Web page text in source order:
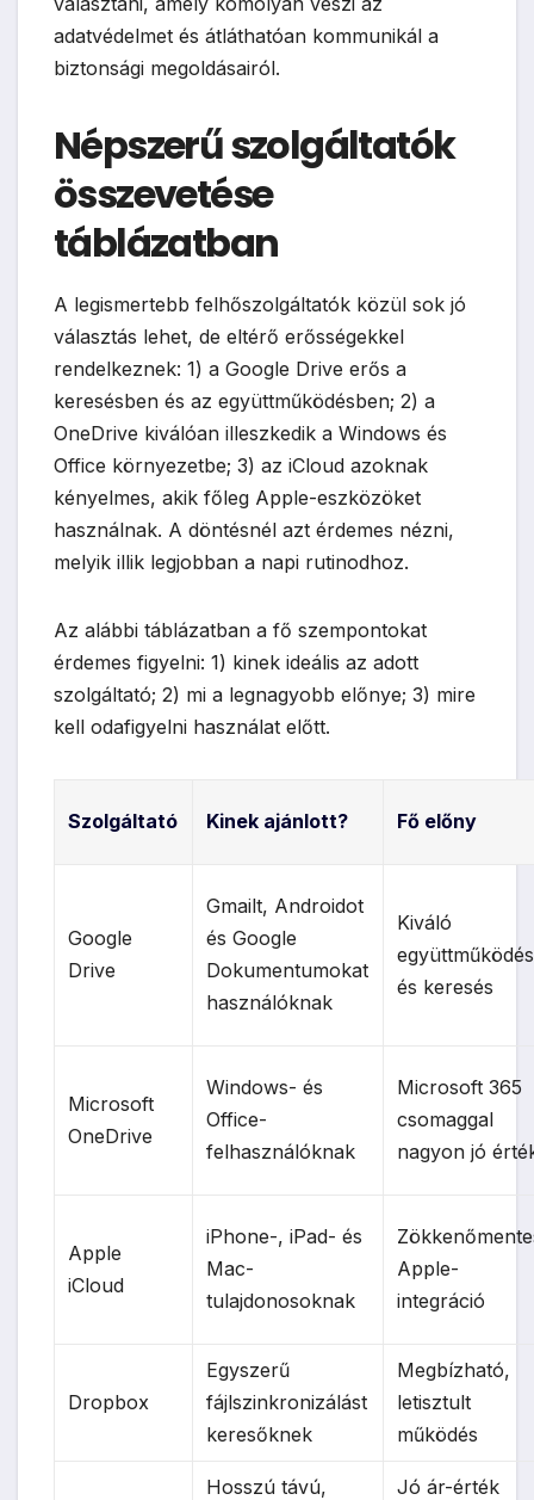
adatvédelmet és átláthatóan kommunikál a
biztonsági megoldásairól.
Népszerű szolgáltatók
összevetése
táblázatban
A legismertebb felhőszolgáltatók közül sok jó
választás lehet, de eltérő erősségekkel
rendelkeznek: 1) a Google Drive erős a
keresésben és az együttműködésben; 2) a
OneDrive kiválóan illeszkedik a Windows és
Office környezetbe; 3) az iCloud azoknak
kényelmes, akik főleg Apple-eszközöket
használnak. A döntésnél azt érdemes nézni,
melyik illik legjobban a napi rutinodhoz.
Az alábbi táblázatban a fő szempontokat
érdemes figyelni: 1) kinek ideális az adott
szolgáltató; 2) mi a legnagyobb előnye; 3) mire
kell odafigyelni használat előtt.
Szolgáltató Kinek ajánlott? Fő előny
Google
Drive
Gmailt, Androidot
és Google
Dokumentumokat
használóknak
Kiváló
együttműködés
és keresés
Microsoft
OneDrive
Windows- és
Office-
felhasználóknak
Microsoft 365
csomaggal
nagyon jó
Apple
iCloud
iPhone-, iPad- és
Mac-
tulajdonosoknak
Apple-
integráció
Dropbox
Egyszerű
fájlszinkronizálást
keresőknek
Megbízható,
letisztult
működés
Hosszú távú,
Jó ár-érték